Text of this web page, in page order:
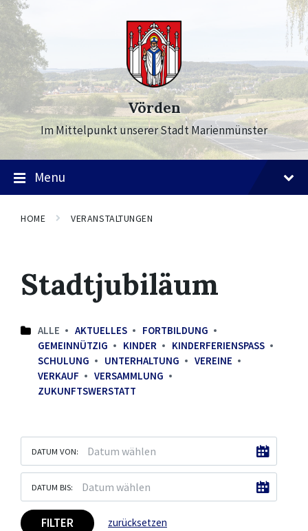
Skip
to
content
Skip
to
main
navigation
Skip
to
footer
Vörden
Im Mittelpunkt unserer Stadt Marienmünster
Menu
HOME VERANSTALTUNGEN
Stadtjubiläum
ALLE AKTUELLES
FORTBILDUNG
GEMEINNÜTZIG
KINDER
KINDERFERIENSPASS
SCHULUNG
UNTERHALTUNG
VEREINE
VERKAUF
VERSAMMLUNG
ZUKUNFTSWERSTATT
DATUM VON:
DATUM BIS:
FILTER zurücksetzen